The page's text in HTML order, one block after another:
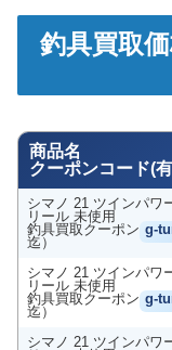
釣具買取
商品名
クーポンコード(
シマノ 21 ツインパワ
リール 未使用
釣具買取クーポン g-
迄）
シマノ 21 ツインパワ
リール 未使用
釣具買取クーポン g-
迄）
シマノ 21 ツインパワ